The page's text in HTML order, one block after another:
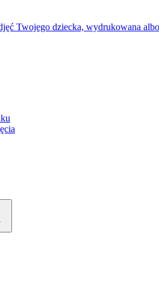
Twojego dziecka, wydrukowana